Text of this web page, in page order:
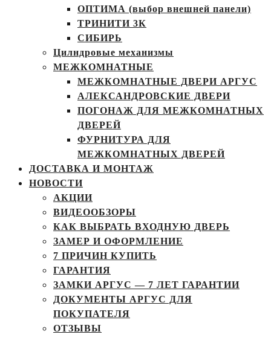
ОПТИМА (выбор внешней панели)
ТРИНИТИ 3К
СИБИРЬ
Цилндровые механизмы
МЕЖКОМНАТНЫЕ
МЕЖКОМНАТНЫЕ ДВЕРИ АРГУС
АЛЕКСАНДРОВСКИЕ ДВЕРИ
ПОГОНАЖ ДЛЯ МЕЖКОМНАТНЫХ
ДВЕРЕЙ
ФУРНИТУРА ДЛЯ
МЕЖКОМНАТНЫХ ДВЕРЕЙ
ДОСТАВКА И МОНТАЖ
НОВОСТИ
АКЦИИ
ВИДЕООБЗОРЫ
КАК ВЫБРАТЬ ВХОДНУЮ ДВЕРЬ
ЗАМЕР И ОФОРМЛЕНИЕ
7 ПРИЧИН КУПИТЬ
ГАРАНТИЯ
ЗАМКИ АРГУС — 7 ЛЕТ ГАРАНТИИ
ДОКУМЕНТЫ АРГУС ДЛЯ
ПОКУПАТЕЛЯ
ОТЗЫВЫ